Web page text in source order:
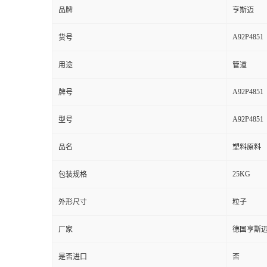
品牌 亨斯迈
货号 A92P4851
用途 管道
牌号 A92P4851
型号 A92P4851
品名 塑料原料
包装规格 25KG
外形尺寸 粒子
厂家 德国亨斯
是否进口 否